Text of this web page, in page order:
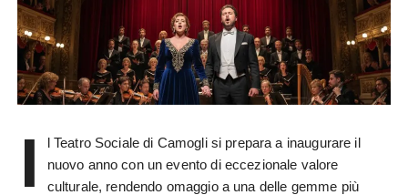
I
l Teatro Sociale di Camogli si prepara a inaugurare il
nuovo anno con un evento di eccezionale valore
culturale, rendendo omaggio a una delle gemme più